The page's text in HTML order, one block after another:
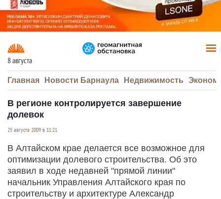
8 августа
Главная Новости Барнаула Недвижимость
В регионе контролируется завершение
долевок
25 августа 2009 в 11:21
В Алтайском крае делается все возможное для
оптимизации долевого строительства. Об это
заявил в ходе недавней "прямой линии"
начальник Управления Алтайского края по
строительству и архитектуре Александр